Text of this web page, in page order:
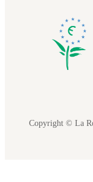
Copyright © La